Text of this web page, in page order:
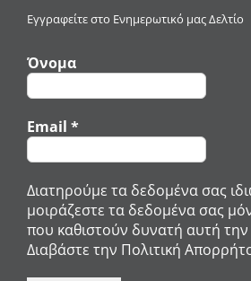
Εγγραφείτε στο Ενημερωτικό μας Δελτίο
Όνομα
Email *
Διατηρούμε τα δεδομένα σας
μοιράζεστε τα δεδομένα σας
που καθιστούν δυνατή αυτή
Διαβάστε την Πολιτική